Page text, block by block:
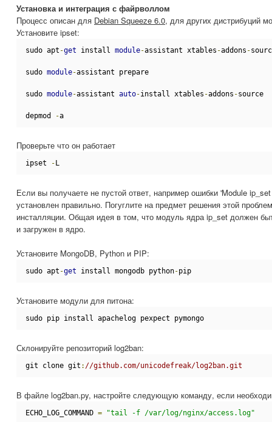
Установка и интеграция с файрволлом
Процесс описан для Debian Squeeze 6.0, для других дистрибуций
Установите ipset:
sudo apt -get install module-assistant xtables -addons -
sudo module-assistant prepare
sudo module-assistant auto-install xtables -addons -source
depmod -a
Проверьте что он работает
ipset - L
Если вы получаете не пустой ответ, например ошибки 'Module
установлен правильно. Погуглите на предмет решения этой
инсталляции. Общая идея в том, что модуль ядра ip_set должен
и загружен в ядро.
Установите MongoDB, Python и PIP:
sudo apt -get install mongodb python-pip
Установите модули для питона:
sudo pip install apachelog pexpect pymongo
Склонируйте репозиторий log2ban:
git clone git : //github.com/unicodefreak/log2ban.git
В файле log2ban.py, настройте следующую команду, если
ECHO_LOG_COMMAND = "tail -f /var/log/nginx/access.log"